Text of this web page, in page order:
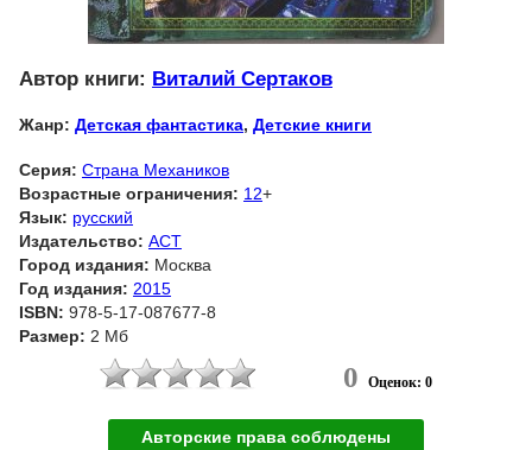
Автор книги: Виталий Сертаков
Жанр: Детская фантастика, Детские книги
Серия: Страна Механиков
Возрастные ограничения: 12+
Язык: русский
Издательство: АСТ
Город издания: Москва
Год издания: 2015
ISBN: 978-5-17-087677-8
Размер: 2 Мб
0 Оценок: 0
Авторские права соблюдены